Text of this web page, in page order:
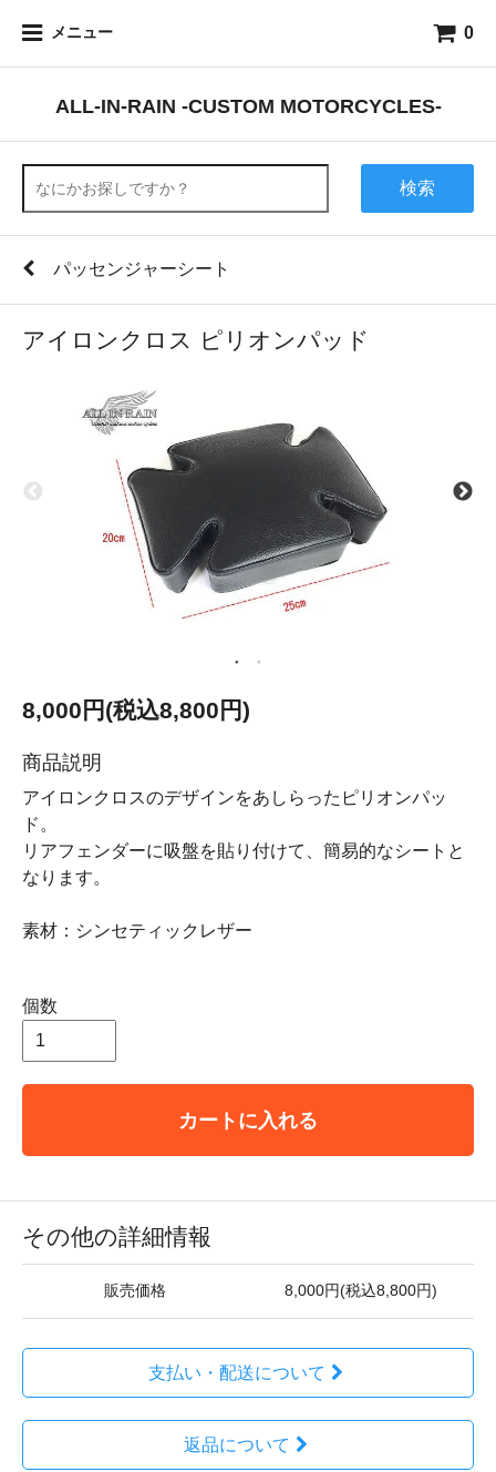
メニュー 0
ALL-IN-RAIN -CUSTOM MOTORCYCLES-
検索
パッセンジャーシート
アイロンクロス ピリオンパッド
8,000円(税込8,800円)
商品説明
アイロンクロスのデザインをあしらったピリオンパッ
ド。
リアフェンダーに吸盤を貼り付けて、簡易的なシートと
なります。
素材：シンセティックレザー
個数
カートに入れる
その他の詳細情報
販売価格 8,000円(税込8,800円)
支払い・配送について
返品について